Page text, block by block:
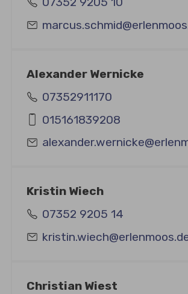
Alexander Wernicke
07352911170
015161839208
Kristin Wiech
07352 9205 14
Christian Wiest